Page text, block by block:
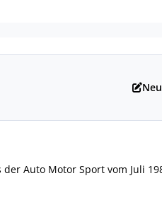
Auto Motor Sport vom Juli